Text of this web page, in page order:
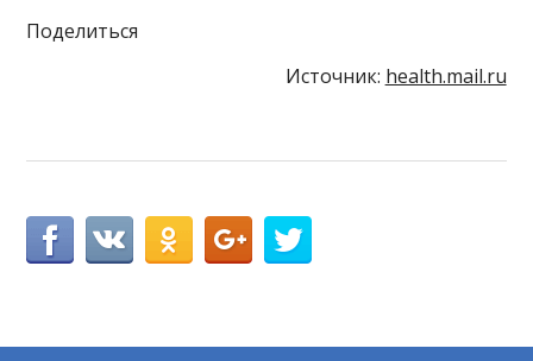
Поделиться
Источник: health.mail.ru